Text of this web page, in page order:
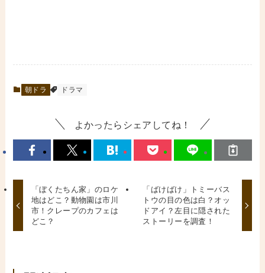
朝ドラ ドラマ
よかったらシェアしてね！
「ぼくたちん家」のロケ
地はどこ？動物園は市川
市！クレープのカフェは
どこ？
「ばけばけ」トミーバス
トウの目の色は白？オッ
ドアイ？左目に隠された
ストーリーを調査！